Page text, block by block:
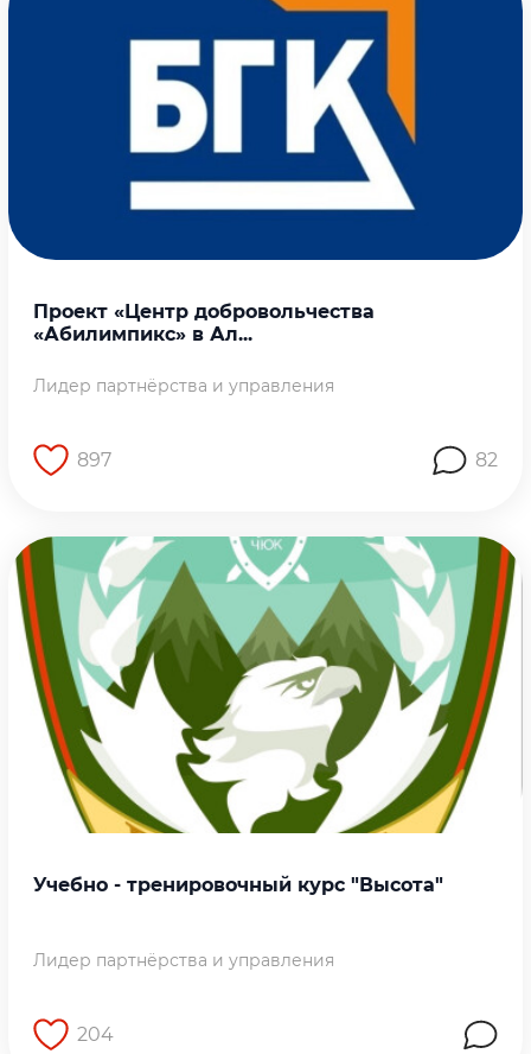
Проект «Центр добровольчества
«Абилимпикс» в Ал...
Лидер партнёрства и управления
897 82
Учебно - тренировочный курс "Высота"
Лидер партнёрства и управления
204